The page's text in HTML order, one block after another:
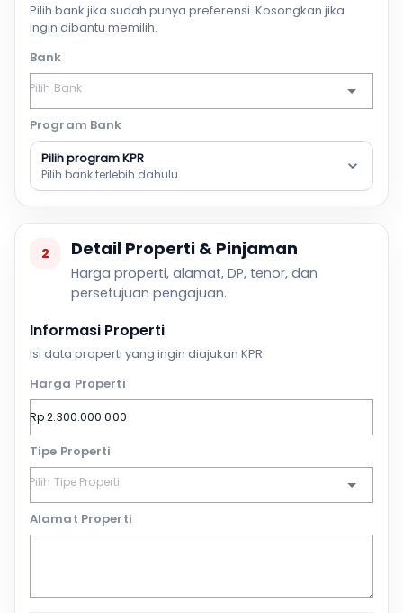
Pilih bank jika sudah punya preferensi. Kosongkan jika
ingin dibantu memilih.
Bank
Program Bank
Pilih program KPR
Pilih bank terlebih dahulu
2 Detail Properti & Pinjaman
Harga properti, alamat, DP, tenor, dan
persetujuan pengajuan.
Informasi Properti
Isi data properti yang ingin diajukan KPR.
Harga Properti
Tipe Properti
Alamat Properti